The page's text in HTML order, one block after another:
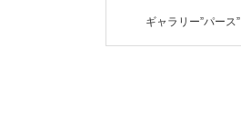
ギャラリー”パース”